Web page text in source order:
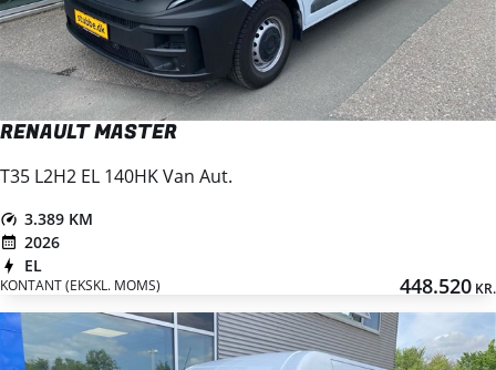
RENAULT MASTER
T35 L2H2 EL 140HK Van Aut.
3.389 KM
2026
EL
KONTANT (EKSKL. MOMS) 448.520 KR.